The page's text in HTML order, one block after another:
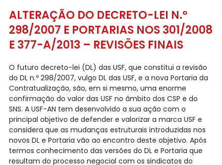
ALTERAÇÃO DO DECRETO-LEI N.º
298/2007 E PORTARIAS NOS 301/2008
E 377-A/2013 – REVISÕES FINAIS
O futuro decreto-lei (DL) das USF, que constitui a revisão
do DL n.º 298/2007, vulgo DL das USF, e a nova Portaria da
Contratualização, são, em si mesmo, uma enorme
confirmação do valor das USF no âmbito dos CSP e do
SNS. A USF-AN tem desenvolvido a sua ação com o
principal objetivo de defender e valorizar a marca USF e
considera que as mudanças estruturais introduzidas nos
novos DL e Portaria vão ao encontro deste objetivo. Após
termos conhecimento das versões do DL e Portaria que
resultam do processo negocial com os sindicatos do